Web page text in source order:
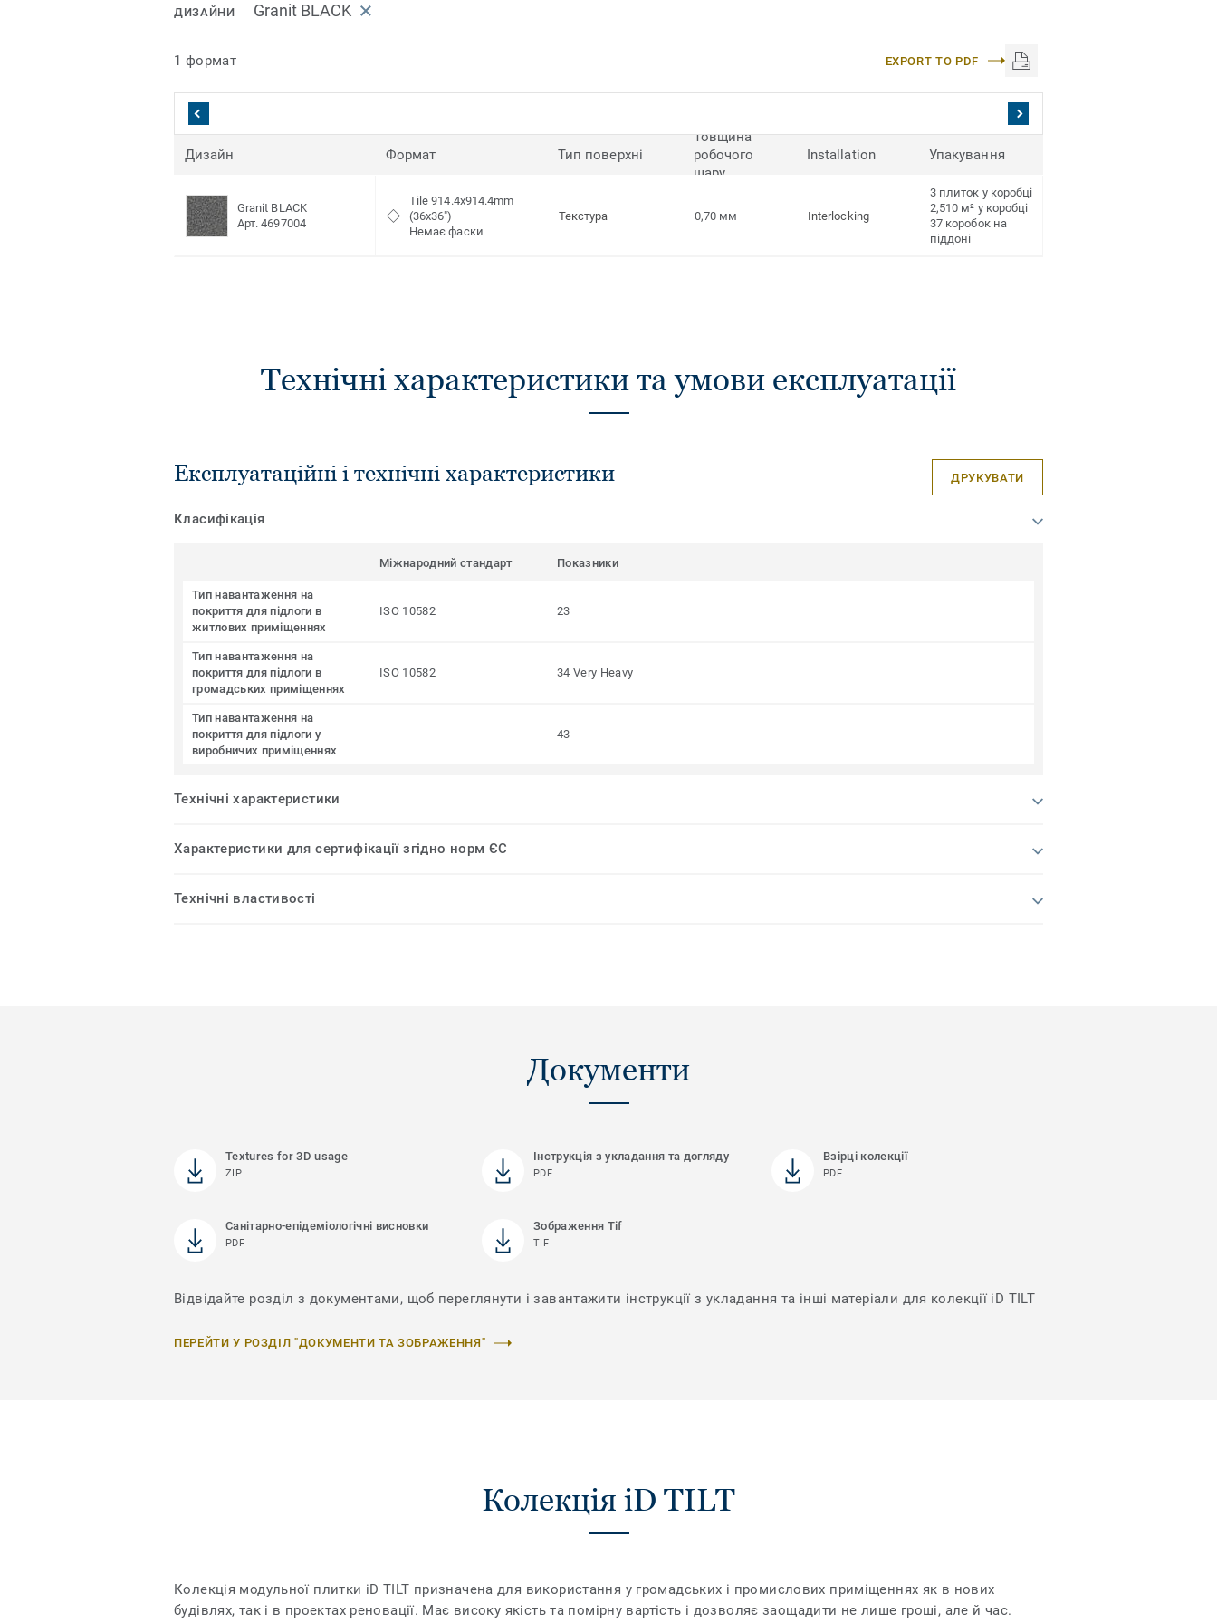
ДИЗАЙНИ Granit BLACK
1 формат EXPORT TO PDF
Дизайн Формат Тип поверхні
Товщина
робочого
шару
Installation Упакування
Granit BLACK
Арт. 4697004
Tile 914.4x914.4mm
(36x36")
Немає фаски
Текстура 0,70 мм Interlocking
3 плиток у коробці
2,510 м² у коробці
37 коробок на
піддоні
Технічні характеристики та умови експлуатації
Експлуатаційні і технічні характеристики ДРУКУВАТИ
Класифікація
Міжнародний стандарт Показники
Тип навантаження на
покриття для підлоги в
житлових приміщеннях
ISO 10582 23
Тип навантаження на
покриття для підлоги в
громадських приміщеннях
ISO 10582 34 Very Heavy
Тип навантаження на
покриття для підлоги у
виробничих приміщеннях
- 43
Технічні характеристики
Характеристики для сертифікації згідно норм ЄС
Технічні властивості
Документи
Textures for 3D usage
ZIP
Інструкція з укладання та догляду
PDF
Взірці колекції
PDF
Санітарно-епідеміологічні висновки
PDF
Зображення Tif
TIF
Відвідайте розділ з документами, щоб переглянути і завантажити інструкції з укладання та інші матеріали для колекції iD TILT
ПЕРЕЙТИ У РОЗДІЛ "ДОКУМЕНТИ ТА ЗОБРАЖЕННЯ"
Колекція iD TILT
Колекція модульної плитки iD TILT призначена для використання у громадських і промислових приміщеннях як в нових
будівлях, так і в проектах реновації. Має високу якість та помірну вартість і дозволяє заощадити не лише гроші, але й час.